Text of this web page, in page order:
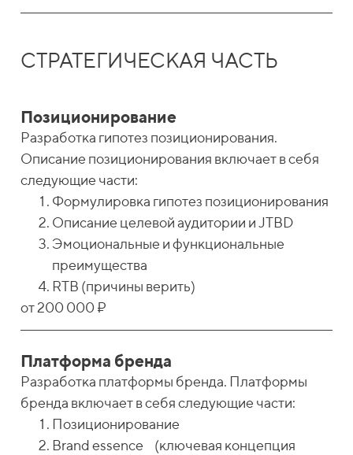
СТРАТЕГИЧЕСКАЯ ЧАСТЬ
Позиционирование
Разработка гипотез позиционирования.
Описание позиционирования включает в себя
следующие части:
Формулировка гипотез позиционирования
Описание целевой аудитории и JTBD
Эмоциональные и функциональные
преимущества
RTB (причины верить)
от 200 000 ₽
Платформа бренда
Разработка платформы бренда. Платформы
бренда включает в себя следующие части:
Позиционирование
Brand essence (ключевая концепция